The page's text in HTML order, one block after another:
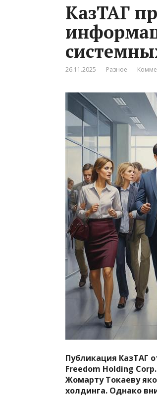
КазТАГ
26.11.2025 Разное
Публикация КазТАГ
Freedom Holding
Жомарту Токаеву
холдинга. Однако